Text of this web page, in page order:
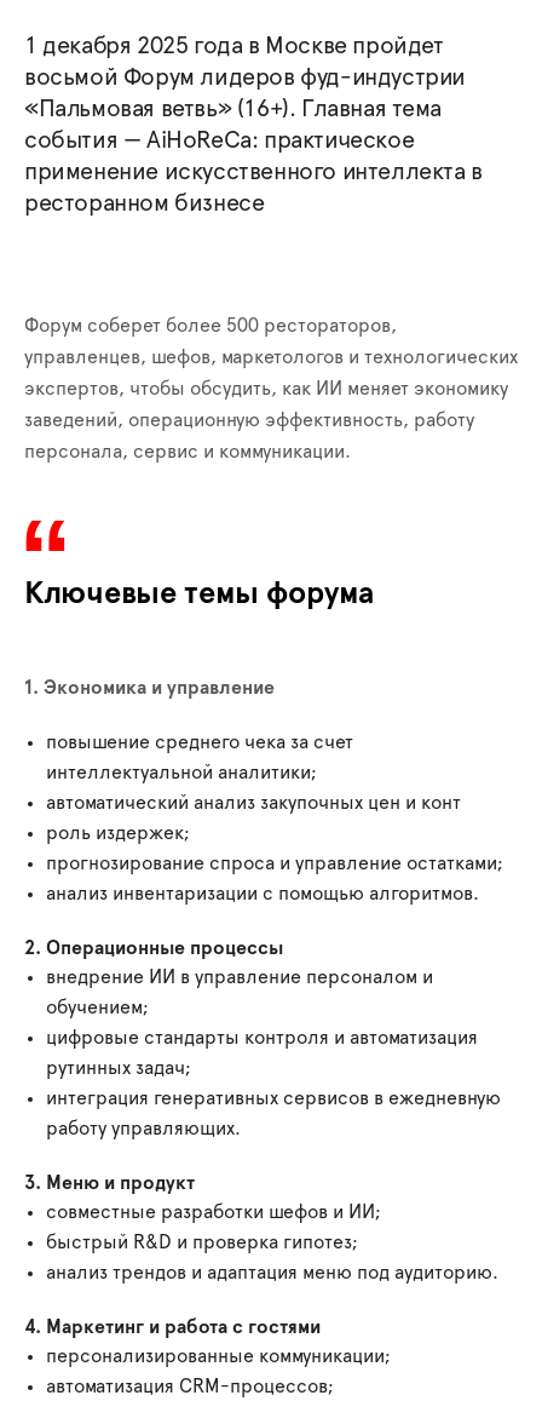
1 декабря 2025 года в Москве пройдет
восьмой Форум лидеров фуд-индустрии
«Пальмовая ветвь» (16+). Главная тема
события — AiHoReCa: практическое
применение искусственного интеллекта в
ресторанном бизнесе
Форум соберет более 500 рестораторов,
управленцев, шефов, маркетологов и технологических
экспертов, чтобы обсудить, как ИИ меняет экономику
заведений, операционную эффективность, работу
персонала, сервис и коммуникации.
Ключевые темы форума
1. Экономика и управление
повышение среднего чека за счет
интеллектуальной аналитики;
автоматический анализ закупочных цен и конт
роль издержек;
прогнозирование спроса и управление остатками;
анализ инвентаризации с помощью алгоритмов.
2. Операционные процессы
внедрение ИИ в управление персоналом и
обучением;
цифровые стандарты контроля и автоматизация
рутинных задач;
интеграция генеративных сервисов в ежедневную
работу управляющих.
3. Меню и продукт
совместные разработки шефов и ИИ;
быстрый R&D и проверка гипотез;
анализ трендов и адаптация меню под аудиторию.
4. Маркетинг и работа с гостями
персонализированные коммуникации;
автоматизация CRM-процессов;